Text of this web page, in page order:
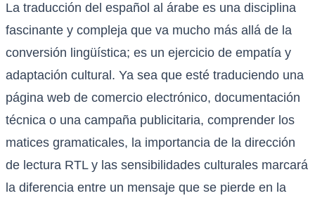
La traducción del español al árabe es una disciplina
fascinante y compleja que va mucho más allá de la
conversión lingüística; es un ejercicio de empatía y
adaptación cultural. Ya sea que esté traduciendo una
página web de comercio electrónico, documentación
técnica o una campaña publicitaria, comprender los
matices gramaticales, la importancia de la dirección
de lectura RTL y las sensibilidades culturales marcará
la diferencia entre un mensaje que se pierde en la